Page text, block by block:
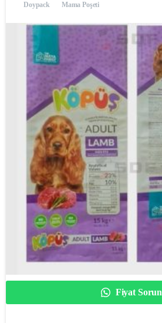
Doypack Mama Poşeti
Fiyat Sorun